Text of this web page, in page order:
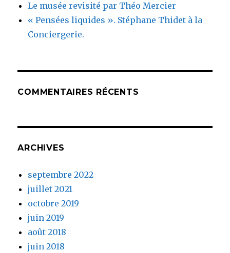
Le musée revisité par Théo Mercier
« Pensées liquides ». Stéphane Thidet à la
Conciergerie.
COMMENTAIRES RÉCENTS
ARCHIVES
septembre 2022
juillet 2021
octobre 2019
juin 2019
août 2018
juin 2018